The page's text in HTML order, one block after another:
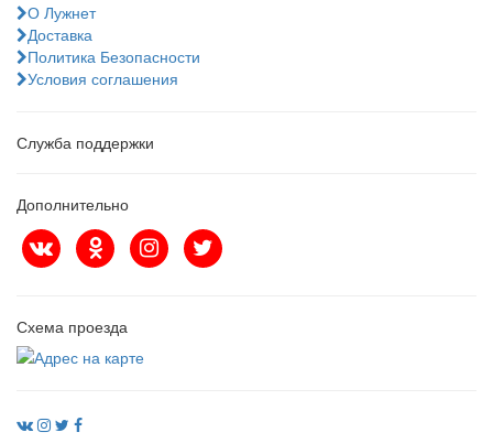
О Лужнет
Доставка
Политика Безопасности
Условия соглашения
Служба поддержки
Дополнительно
Схема проезда